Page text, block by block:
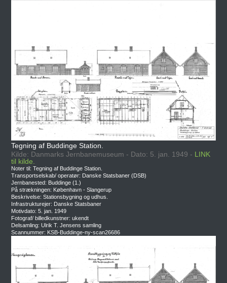
Tegning af Buddinge Station.
Kilde: Danmarks Jernbanemuseum - Dato: 5. jan. 1949 - LINK
til kilde.
Noter til: Tegning af Buddinge Station.
Transportselskab/ operatør: Danske Statsbaner (DSB)
Jernbanested: Buddinge (1.)
På strækningen: København - Slangerup
Beskrivelse: Stationsbygning og udhus.
Infrastrukturejer: Danske Statsbaner
Motivdato: 5. jan. 1949
Fotograf/ billedkunstner: ukendt
Delsamling: Ulrik T. Jensens samling
Scannummer: KSB-Buddinge-ny-scan26686